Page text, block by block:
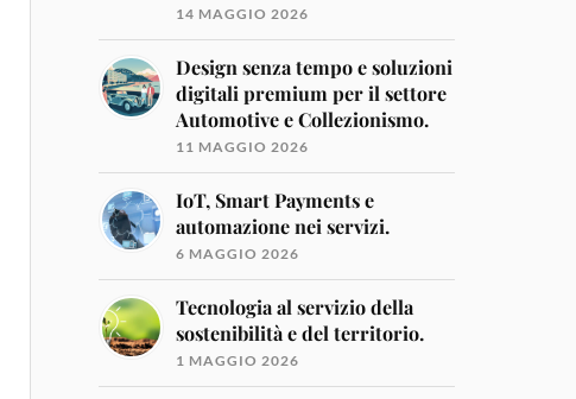
14 MAGGIO 2026
Design senza tempo e soluzioni
digitali premium per il settore
Automotive e Collezionismo.
11 MAGGIO 2026
IoT, Smart Payments e
automazione nei servizi.
6 MAGGIO 2026
Tecnologia al servizio della
sostenibilità e del territorio.
1 MAGGIO 2026